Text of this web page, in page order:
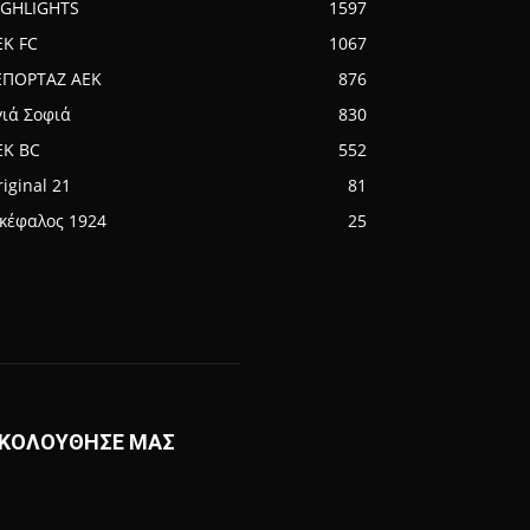
1597
FC
1067
ΑΕΚ
876
Σοφιά
830
BC
552
21
81
1924
25
ΜΑΣ